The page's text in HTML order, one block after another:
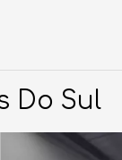
Do Sul